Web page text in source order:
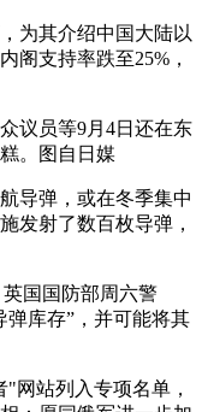
为其介绍中国大陆以
阁支持率跌至25%，
议员等9月4日还在东
。图自日媒
导弹，或在冬季集中
发射了数百枚导弹，
国国防部周六警
弹库存”，并可能将其
网站列入专项名单，